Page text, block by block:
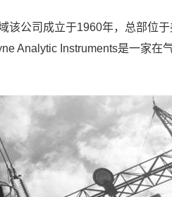
该公司成立于1960年，总部位于
Analytic Instruments是一家在